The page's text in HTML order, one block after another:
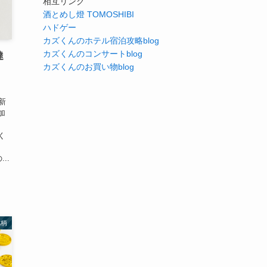
酒とめし燈 TOMOSHIBI
ハドゲー
カズくんのホテル宿泊攻略blog
カズくんのコンサートblog
カズくんのお買い物blog